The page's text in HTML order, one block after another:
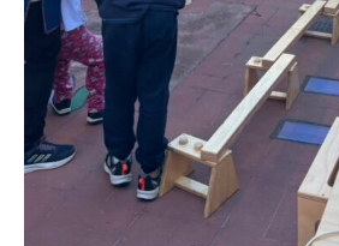
Suscribirme gratis
Dirección de correo electrónico *
Nombre